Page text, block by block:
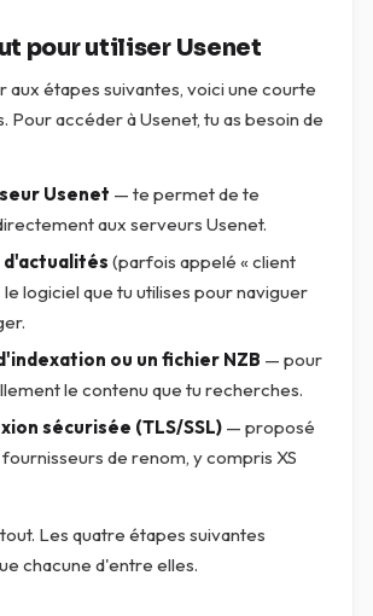
pour utiliser Usenet
aux étapes suivantes, voici une courte
Pour accéder à Usenet, tu as besoin de
Usenet — te permet de te
aux serveurs Usenet.
d'actualités (parfois appelé « client
logiciel que tu utilises pour naviguer
ou un fichier NZB — pour
le contenu que tu recherches.
sécurisée (TLS/SSL) — proposé
de renom, y compris XS
Les quatre étapes suivantes
chacune d'entre elles.